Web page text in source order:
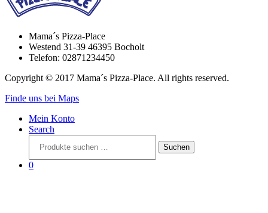
Mama´s Pizza-Place
Westend 31-39 46395 Bocholt
Telefon: 02871234450
Copyright © 2017 Mama´s Pizza-Place. All rights reserved.
Finde uns bei Maps
Mein Konto
Search
nach:
Suchen
0